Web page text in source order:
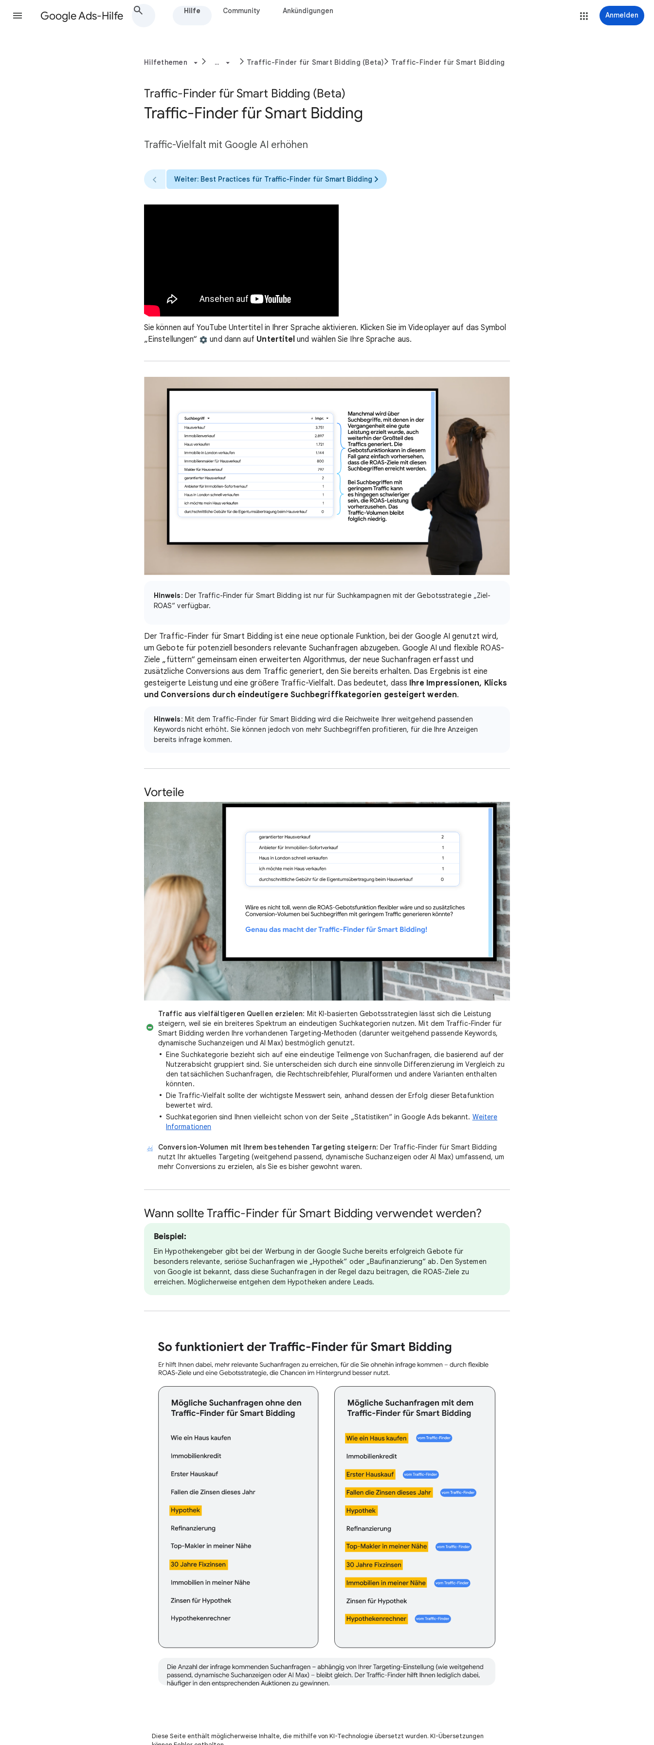
Google Ads-Hilfe Hilfe Community Ankündigungen Anmelden
Hilfethemen ... Traffic-Finder für Smart Bidding (Beta) Traffic-Finder für Smart Bidding
Traffic-Finder für Smart Bidding (Beta)
Traffic-Finder für Smart Bidding
Traffic-Vielfalt mit Google AI erhöhen
Weiter: Best Practices für Traffic-Finder für Smart Bidding
Sie können auf YouTube Untertitel in Ihrer Sprache aktivieren. Klicken Sie im Videoplayer auf das Symbol
„Einstellungen“
und dann auf Untertitel und wählen Sie Ihre Sprache aus.
Hinweis: Der Traffic-Finder für Smart Bidding ist nur für Suchkampagnen mit der Gebotsstrategie „Ziel-
ROAS“ verfügbar.
Der Traffic-Finder für Smart Bidding ist eine neue optionale Funktion, bei der Google AI genutzt wird,
um Gebote für potenziell besonders relevante Suchanfragen abzugeben. Google AI und flexible ROAS-
Ziele „füttern“ gemeinsam einen erweiterten Algorithmus, der neue Suchanfragen erfasst und
zusätzliche Conversions aus dem Traffic generiert, den Sie bereits erhalten. Das Ergebnis ist eine
gesteigerte Leistung und eine größere Traffic-Vielfalt. Das bedeutet, dass Ihre Impressionen, Klicks
und Conversions durch eindeutigere Suchbegriffkategorien gesteigert werden.
Hinweis: Mit dem Traffic-Finder für Smart Bidding wird die Reichweite Ihrer weitgehend passenden
Keywords nicht erhöht. Sie können jedoch von mehr Suchbegriffen profitieren, für die Ihre Anzeigen
bereits infrage kommen.
Vorteile
Traffic aus vielfältigeren Quellen erzielen: Mit KI-basierten Gebotsstrategien lässt sich die Leistung
steigern, weil sie ein breiteres Spektrum an eindeutigen Suchkategorien nutzen. Mit dem Traffic-Finder für
Smart Bidding werden Ihre vorhandenen Targeting-Methoden (darunter weitgehend passende Keywords,
dynamische Suchanzeigen und AI Max) bestmöglich genutzt.
Eine Suchkategorie bezieht sich auf eine eindeutige Teilmenge von Suchanfragen, die basierend auf der
Nutzerabsicht gruppiert sind. Sie unterscheiden sich durch eine sinnvolle Differenzierung im Vergleich zu
den tatsächlichen Suchanfragen, die Rechtschreibfehler, Pluralformen und andere Varianten enthalten
könnten.
Die Traffic-Vielfalt sollte der wichtigste Messwert sein, anhand dessen der Erfolg dieser Betafunktion
bewertet wird.
Suchkategorien sind Ihnen vielleicht schon von der Seite „Statistiken“ in Google Ads bekannt. Weitere
Informationen
Conversion-Volumen mit Ihrem bestehenden Targeting steigern: Der Traffic-Finder für Smart Bidding
nutzt Ihr aktuelles Targeting (weitgehend passend, dynamische Suchanzeigen oder AI Max) umfassend, um
mehr Conversions zu erzielen, als Sie es bisher gewohnt waren.
Wann sollte Traffic-Finder für Smart Bidding verwendet werden?
Beispiel:
Ein Hypothekengeber gibt bei der Werbung in der Google Suche bereits erfolgreich Gebote für
besonders relevante, seriöse Suchanfragen wie „Hypothek“ oder „Baufinanzierung“ ab. Den Systemen
von Google ist bekannt, dass diese Suchanfragen in der Regel dazu beitragen, die ROAS-Ziele zu
erreichen. Möglicherweise entgehen dem Hypotheken andere Leads.
Diese Seite enthält möglicherweise Inhalte, die mithilfe von KI-Technologie übersetzt wurden. KI-Übersetzungen